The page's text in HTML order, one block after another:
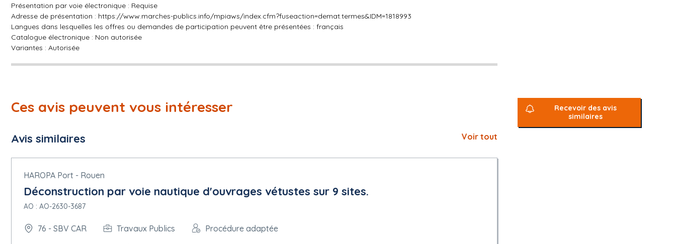
Présentation par voie électronique : Requise
Adresse de présentation : https://www.marches-publics.info/mpiaws/index.cfm?fuseaction=demat.termes&IDM=1818993
Langues dans lesquelles les offres ou demandes de participation peuvent être présentées : français
Catalogue électronique : Non autorisée
Variantes : Autorisée
Conditions du marché :
Facturation en ligne : Requise
La commande en ligne sera utilisée : non
5.1.15 Techniques
Accord-cadre :
Pas d'accord-cadre
Informations sur le système d'acquisition dynamique :
Enchère électronique : non
Ces avis peuvent vous intéresser
Avis similaires Voir tout
HAROPA Port - Rouen
Déconstruction par voie nautique d'ouvrages vétustes sur 9 sites.
AO : AO-2630-3687
76 - SBV CAR Travaux Publics Procédure adaptée
Recevoir des avis
similaires